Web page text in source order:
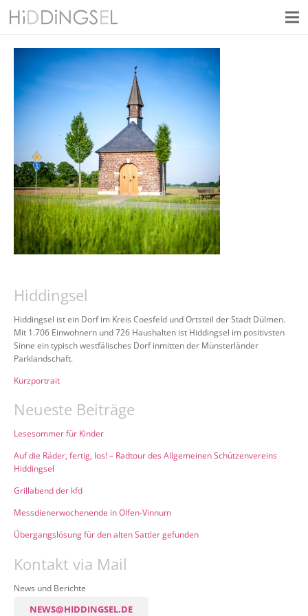
Hiddingsel
Hiddingsel ist ein Dorf im Kreis Coesfeld und Ortsteil der Stadt Dülmen.
Mit 1.706 Einwohnern und 726 Haushalten ist Hiddingsel im positivsten
Sinne ein typisch westfälisches Dorf inmitten der Münsterländer
Parklandschaft.
Kurzportrait
Neueste Beiträge
Lesesommer für Kinder
Auf die Räder, fertig, los! – Radtour des Allgemeinen Schützenvereins
Hiddingsel
Grillabend der kfd
Messdienerwochenende in Olfen-Vinnum
Übergangslösung für den alten Sattler gefunden
Kontakt via Mail
News und Berichte
NEWS@HIDDINGSEL.DE